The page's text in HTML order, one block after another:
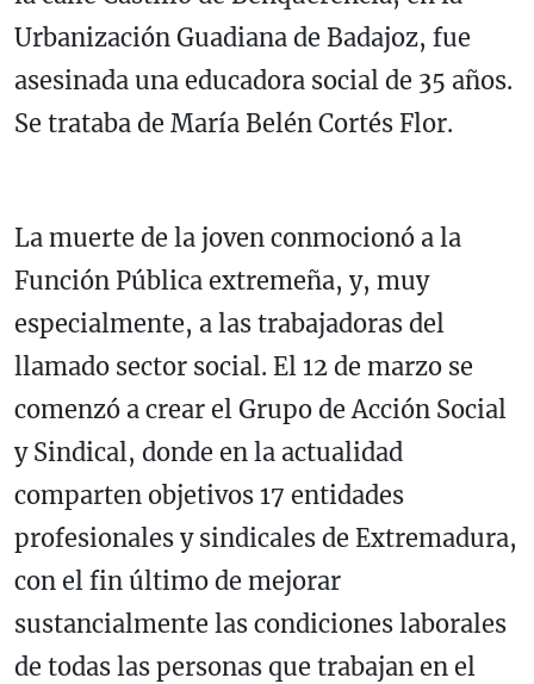
Urbanización Guadiana de Badajoz, fue
asesinada una educadora social de 35 años.
Se trataba de María Belén Cortés Flor.
La muerte de la joven conmocionó a la
Función Pública extremeña, y, muy
especialmente, a las trabajadoras del
llamado sector social. El 12 de marzo se
comenzó a crear el Grupo de Acción Social
y Sindical, donde en la actualidad
comparten objetivos 17 entidades
profesionales y sindicales de Extremadura,
con el fin último de mejorar
sustancialmente las condiciones laborales
de todas las personas que trabajan en el